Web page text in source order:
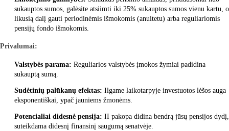
sukauptos sumos, galėsite atsiimti iki 25% sukauptos sumos vienu kartu, o
likusią dalį gauti periodinėmis išmokomis (anuitetu) arba reguliariomis
pensijų fondo išmokomis.
Privalumai:
Valstybės parama: Reguliarios valstybės įmokos žymiai padidina
sukauptą sumą.
Sudėtinių palūkanų efektas: Ilgame laikotarpyje investuotos lėšos auga
eksponentiškai, ypač jauniems žmonėms.
Potencialiai didesnė pensija: II pakopa didina bendrą jūsų pensijos dydį,
suteikdama didesnį finansinį saugumą senatvėje.